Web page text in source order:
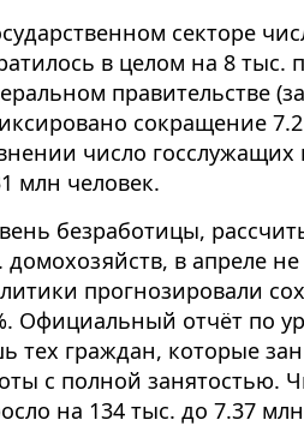
секторе
в целом на 8
правительстве
сокращение
число госслужащих
млн человек.
безработицы,
домохозяйств, в апреле
прогнозировали
Официальный отчёт по
тех граждан, которые
с полной занятостью.
на 134 тыс. до 7.37